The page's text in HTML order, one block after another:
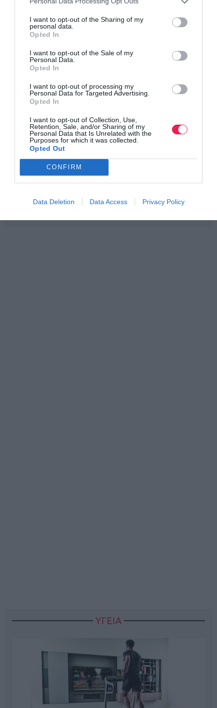
I want to opt-out of the Sharing of my
personal data.
Opted In
I want to opt-out of the Sale of my
Personal Data.
Opted In
I want to opt-out of processing my
Personal Data for Targeted Advertising.
Opted In
I want to opt-out of Collection, Use,
Retention, Sale, and/or Sharing of my
Personal Data that Is Unrelated with the
Purposes for which it was collected.
Opted Out
CONFIRM
Data Deletion Data Access Privacy Policy
Γίνε Συνδρομητής
Βρες το RUNNER!
Όλα τα Τεύχη
ΥΓΕΙΑ